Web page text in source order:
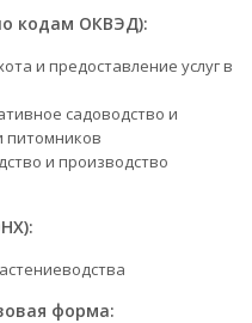
кодам ОКВЭД):
и предоставление услуг в
садоводство и
питомников
и производство
форма: